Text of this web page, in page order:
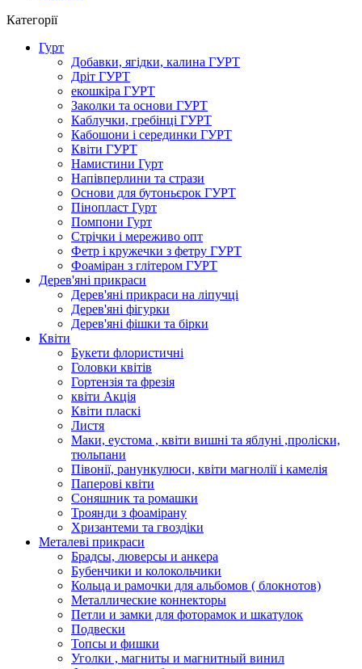
Категорії
Гурт
Добавки, ягідки, калина ГУРТ
Дріт ГУРТ
екошкіра ГУРТ
Заколки та основи ГУРТ
Каблучки, гребінці ГУРТ
Кабошони і серединки ГУРТ
Квіти ГУРТ
Намистини Гурт
Напівперлини та стрази
Основи для бутоньєрок ГУРТ
Пінопласт Гурт
Помпони Гурт
Стрічки і мереживо опт
Фетр і кружечки з фетру ГУРТ
Фоаміран з глітером ГУРТ
Дерев'яні прикраси
Дерев'яні прикраси на ліпучці
Дерев'яні фігурки
Дерев'яні фішки та бірки
Квіти
Букети флористичні
Головки квітів
Гортензія та фрезія
квіти Акція
Квіти пласкі
Листя
Маки, еустома , квіти вишні та яблуні ,проліски,
тюльпани
Півонії, ранункулюси, квіти магнолії і камелія
Паперові квіти
Соняшник та ромашки
Троянди з фоамірану
Хризантеми та гвоздіки
Металеві прикраси
Брадсы, люверсы и анкера
Бубенчики и колокольчики
Кольца и рамочки для альбомов ( блокнотов)
Металлические коннекторы
Петли и замки для фоторамок и шкатулок
Подвески
Топсы и фишки
Уголки , магниты и магнитный винил